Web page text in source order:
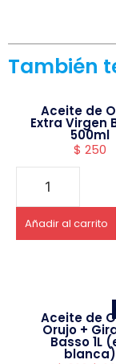
También
Aceite de
Extra Virgen
500ml
$ 250
Añadir al carrito
Aceite de
Orujo +
Basso 1L
blanca)